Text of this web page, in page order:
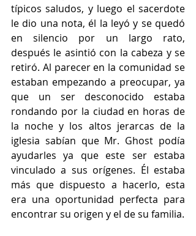
típicos saludos, y luego el sacerdote
le dio una nota, él la leyó y se quedó
en silencio por un largo rato,
después le asintió con la cabeza y se
retiró. Al parecer en la comunidad se
estaban empezando a preocupar, ya
que un ser desconocido estaba
rondando por la ciudad en horas de
la noche y los altos jerarcas de la
iglesia sabían que Mr. Ghost podía
ayudarles ya que este ser estaba
vinculado a sus orígenes. Él estaba
más que dispuesto a hacerlo, esta
era una oportunidad perfecta para
encontrar su origen y el de su familia.